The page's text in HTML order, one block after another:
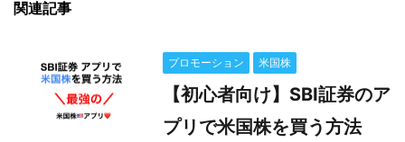
関連記事
プロモーション 米国株
【初心者向け】SBI証券のア
プリで米国株を買う方法